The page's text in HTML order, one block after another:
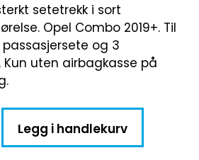
setetrekk i sort
Opel Combo 2019+. Til
og 3
Kun uten airbagkasse på
Legg i handlekurv